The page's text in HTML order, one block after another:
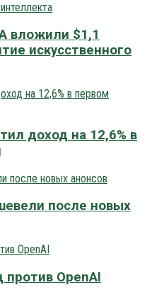
вложили $1,1
искусственного
доход на 12,6% в
после новых
против OpenAI